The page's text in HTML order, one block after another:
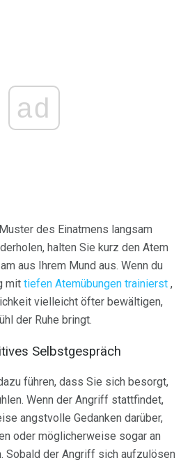
ad
des Einatmens langsam
halten Sie kurz den Atem
aus Ihrem Mund aus. Wenn du
mit tiefen Atemübungen trainierst ,
vielleicht öfter bewältigen,
der Ruhe bringt.
Selbstgespräch
führen, dass Sie sich besorgt,
Wenn der Angriff stattfindet,
angstvolle Gedanken darüber,
oder möglicherweise sogar an
Sobald der Angriff sich aufzulösen